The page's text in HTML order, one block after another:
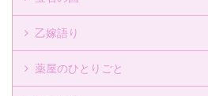
乙嫁語り
薬屋のひとりごと